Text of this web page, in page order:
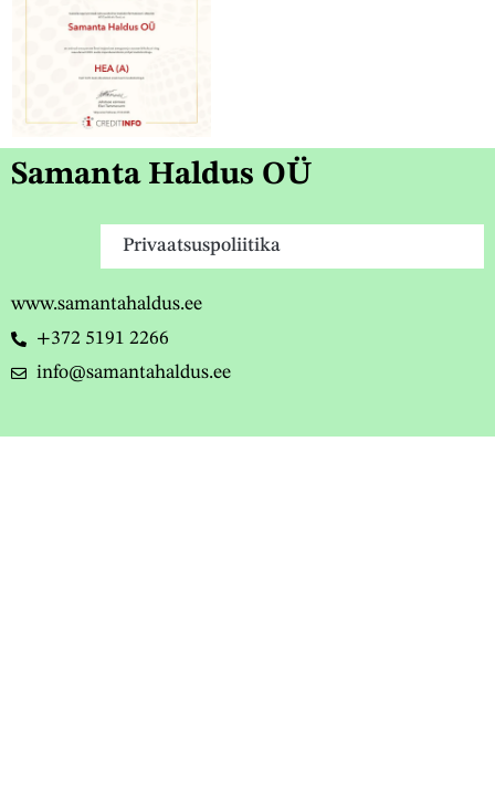
Samanta Haldus OÜ
Privaatsuspoliitika
www.samantahaldus.ee
+372 5191 2266
info@samantahaldus.ee